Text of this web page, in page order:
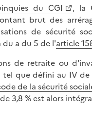
du CGI
, la
brut des
de sécurité
du a du 5 de l'article
de retraite ou
tel que défini au IV
de la sécurité
3,8 % est alors